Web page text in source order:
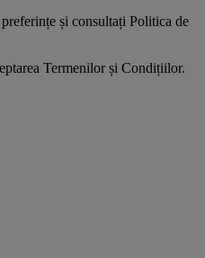
și consultați Politica de
Termenilor și Condițiilor.